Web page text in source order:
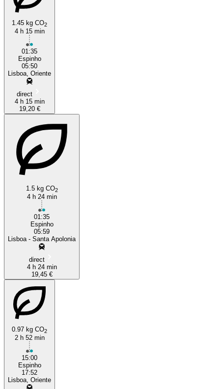
1.45 kg CO2
4 h 15 min
01:35
Espinho
05:50
Lisboa, Oriente
direct
4 h 15 min
19,20 €
1.5 kg CO2
4 h 24 min
01:35
Espinho
05:59
Lisboa - Santa Apolonia
direct
4 h 24 min
19,45 €
0.97 kg CO2
2 h 52 min
15:00
Espinho
17:52
Lisboa, Oriente